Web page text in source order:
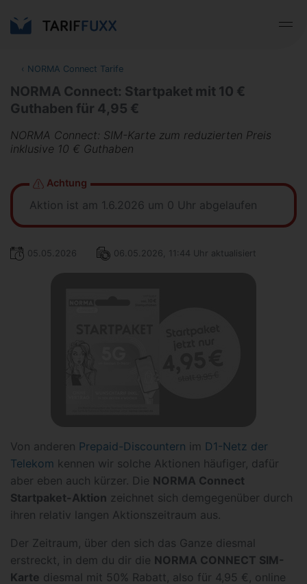
‹ NORMA Connect Tarife
NORMA Connect: Startpaket mit 10 €
Guthaben für 4,95 €
NORMA Connect: SIM-Karte zum reduzierten Preis
inklusive 10 € Guthaben
Achtung
Aktion ist am 1.6.2026 um 0 Uhr abgelaufen
05.05.2026 06.05.2026, 11:44 Uhr aktualisiert
Von anderen Prepaid-Discountern im D1-Netz der
Telekom kennen wir solche Aktionen häufiger, dafür
aber eben auch kürzer. Die NORMA Connect
Startpaket-Aktion zeichnet sich demgegenüber durch
ihren relativ langen Aktionszeitraum aus.
Der Zeitraum, über den sich das Ganze diesmal
erstreckt, in dem du dir die NORMA CONNECT SIM-
Karte diesmal mit 50% Rabatt, also für 4,95 €, online